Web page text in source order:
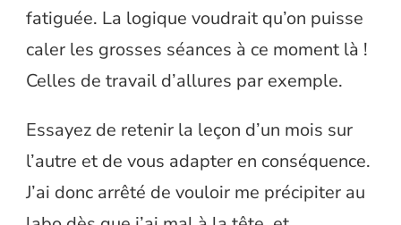
fatiguée. La logique voudrait qu’on puisse
caler les grosses séances à ce moment là !
Celles de travail d’allures par exemple.
Essayez de retenir la leçon d’un mois sur
l’autre et de vous adapter en conséquence.
J’ai donc arrêté de vouloir me précipiter au